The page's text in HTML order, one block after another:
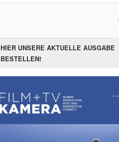
HIER UNSERE AKTUELLE AUSGABE
BESTELLEN!